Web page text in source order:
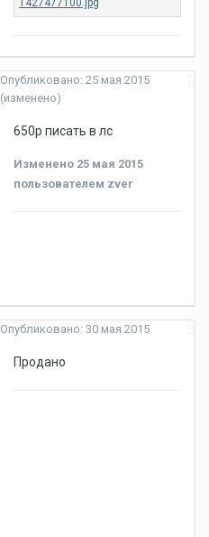
Опубликовано: 25 мая 2015
(изменено)
650р писать в лс
Изменено 25 мая 2015
пользователем zver
Опубликовано: 30 мая 2015
Продано